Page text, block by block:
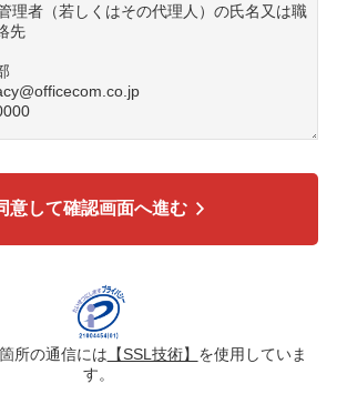
理者（若しくはその代理人）の氏名又は職
先
、マーケティング活動などのために、氏
どの適切なセキュリティ対策を施した上
ビス提供事業者に提供する場合がありま
情報は、広告配信サービス提供事業者のプ
ーに基づき取り扱われます。
扱い業務の委託
意して確認画面へ進む
所の通信には 【SSL技術】 を使用していま
す。